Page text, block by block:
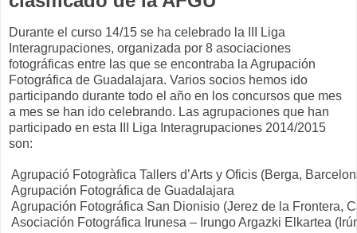
Durante el curso 14/15 se ha celebrado la III Liga
Interagrupaciones, organizada por 8 asociaciones
fotográficas entre las que se encontraba la Agrupación
Fotográfica de Guadalajara. Varios socios hemos ido
participando durante todo el año en los concursos que mes
a mes se han ido celebrando. Las agrupaciones que han
participado en esta III Liga Interagrupaciones 2014/2015
son:
Agrupació Fotogràfica Tallers d’Arts y Oficis (Berga,
Agrupación Fotográfica de Guadalajara
Agrupación Fotográfica San Dionisio (Jerez de la Frontera,
Asociación Fotográfica Irunesa – Irungo Argazki Elkartea